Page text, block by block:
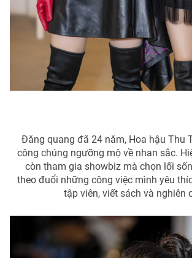
Đăng quang đã 24 năm, Hoa hậu Thu
công chúng ngưỡng mộ về nhan sắc.
còn tham gia showbiz mà chọn lối
theo đuổi những công việc mình yêu
tập viên, viết sách và nghiên